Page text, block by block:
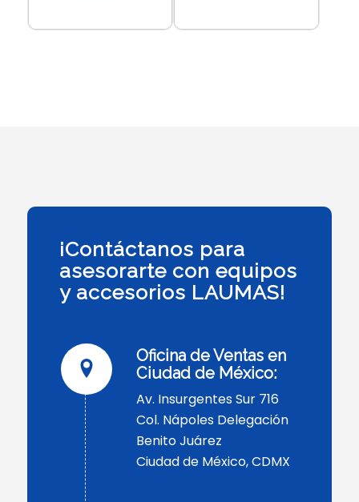
¡Contáctanos para
asesorarte con equipos
y accesorios LAUMAS!
Oficina de Ventas en
Ciudad de México:
Av. Insurgentes Sur 716
Col. Nápoles Delegación
Benito Juárez
Ciudad de México, CDMX